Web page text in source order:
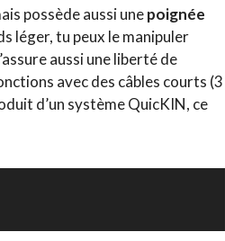
possède aussi unepoignée
léger, tu peux le manipuler
aussi une liberté de
avec des câbles courts (3
d’un système QuicKIN, ce